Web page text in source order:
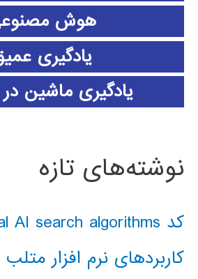
هوش
یادگیری
یادگیری ماشین در
نوشته‌های تازه
کد classical AI search algorithms
کاربردهای نرم افزار متلب